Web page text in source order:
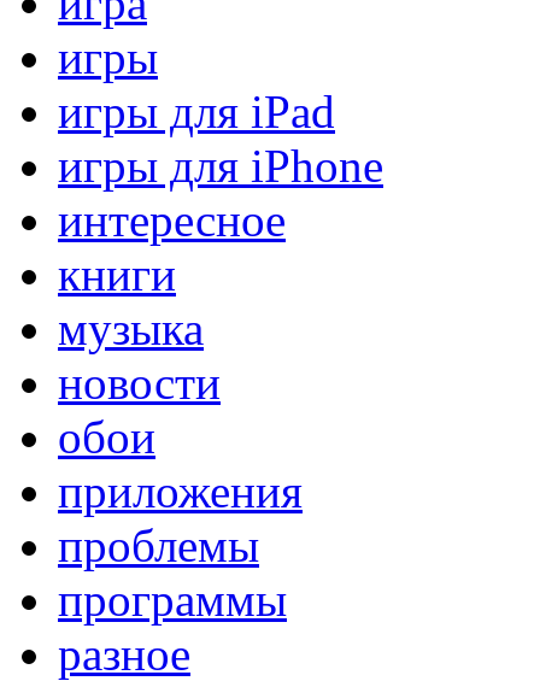
игры
игры для iPad
игры для iPhone
интересное
книги
музыка
новости
обои
приложения
проблемы
программы
разное